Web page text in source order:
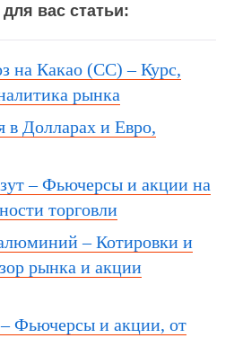
вас статьи:
на Какао (СС) – Курс,
рынка
в Долларах и Евро,
– Фьючерсы и акции на
торговли
– Котировки и
рынка и акции
Фьючерсы и акции, от